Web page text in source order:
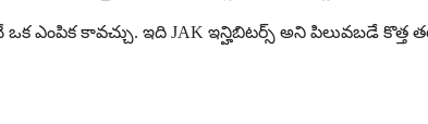
కావచ్చు. ఇది JAK ఇన్హిబిటర్స్ అని పిలువబడే కొత్త